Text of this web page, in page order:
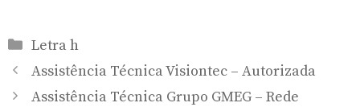
Categorias
Letra h
Assistência Técnica Visiontec – Autorizada
Assistência Técnica Grupo GMEG – Rede